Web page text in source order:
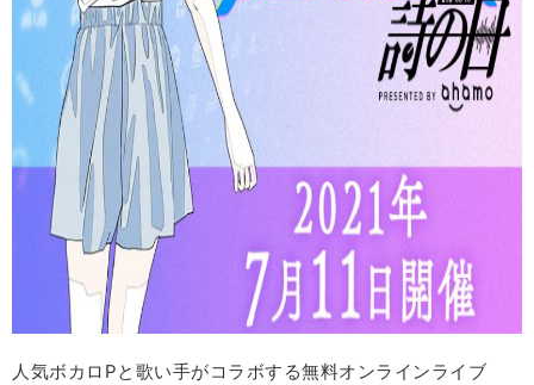
人気ボカロPと歌い手がコラボする無料オンラインライブ